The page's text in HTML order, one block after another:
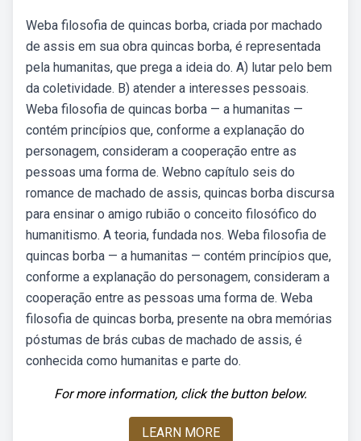
Weba filosofia de quincas borba, criada por machado
de assis em sua obra quincas borba, é representada
pela humanitas, que prega a ideia do. A) lutar pelo bem
da coletividade. B) atender a interesses pessoais.
Weba filosofia de quincas borba — a humanitas —
contém princípios que, conforme a explanação do
personagem, consideram a cooperação entre as
pessoas uma forma de. Webno capítulo seis do
romance de machado de assis, quincas borba discursa
para ensinar o amigo rubião o conceito filosófico do
humanitismo. A teoria, fundada nos. Weba filosofia de
quincas borba — a humanitas — contém princípios que,
conforme a explanação do personagem, consideram a
cooperação entre as pessoas uma forma de. Weba
filosofia de quincas borba, presente na obra memórias
póstumas de brás cubas de machado de assis, é
conhecida como humanitas e parte do.
For more information, click the button below.
LEARN MORE